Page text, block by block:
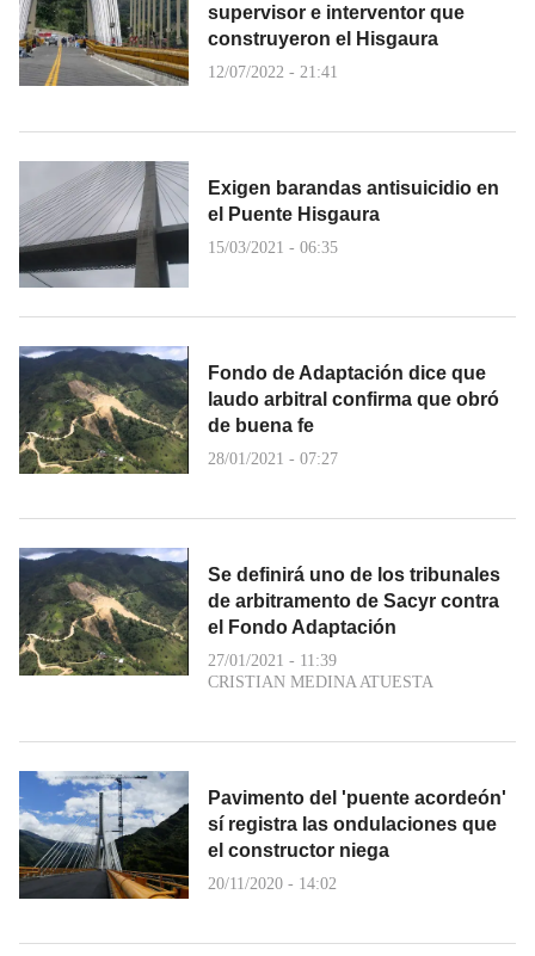
supervisor e interventor que
construyeron el Hisgaura
12/07/2022 - 21:41
Exigen barandas antisuicidio en
el Puente Hisgaura
15/03/2021 - 06:35
Fondo de Adaptación dice que
laudo arbitral confirma que obró
de buena fe
28/01/2021 - 07:27
Se definirá uno de los tribunales
de arbitramento de Sacyr contra
el Fondo Adaptación
27/01/2021 - 11:39
CRISTIAN MEDINA ATUESTA
Pavimento del 'puente acordeón'
sí registra las ondulaciones que
el constructor niega
20/11/2020 - 14:02